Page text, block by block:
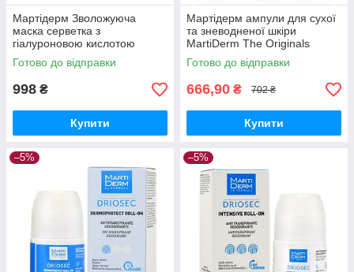
Мартідерм Зволожуюча
маска серветка з
гіалуроновою кислотою
MartiDerm The Originals
Moisturising Mask,10 шт
Готово до відправки
998 ₴
Купити
Мартідерм ампули для сухої
та зневодненої шкіри
MartiDerm The Originals
Proteos Hydra Plus 5 амп по 2
мл
Готово до відправки
666,90 ₴ 702 ₴
Купити
–5% –5%